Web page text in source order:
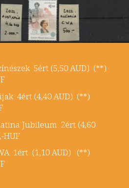
5ért (5,50 AUD) (**)
4ért (4,40 AUD) (**)
Jubileum 2ért (4,60
1ért (1,10 AUD) (**)